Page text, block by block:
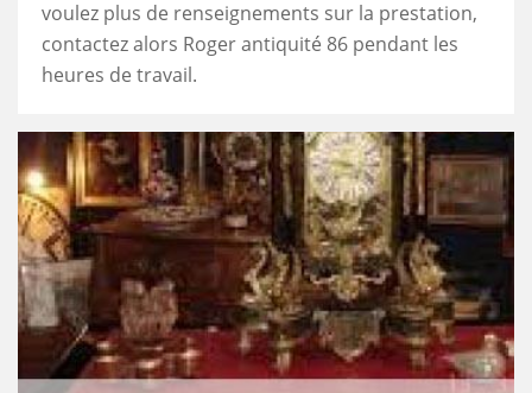
voulez plus de renseignements sur la prestation,
contactez alors Roger antiquité 86 pendant les
heures de travail.